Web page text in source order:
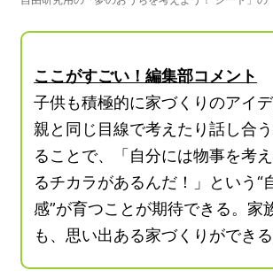
ここがすごい！編集部コメント
子供も積極的に家づくりのアイデ
親と同じ目線で考えたり話し合
ることで、「自分には物事を考
るチカラがあるんだ！」という“
感”が育つことが期待できる。家
も、思い出ある家づくりができる